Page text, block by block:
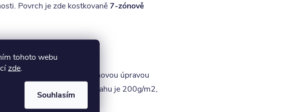
tohoto webu
zde.
Souhlasím
Povrch je zde kostkovaně7-zónově
potah s ochrannou povrchovou úpravou
na 60°C. Gramáž potahu je 200g/m2,